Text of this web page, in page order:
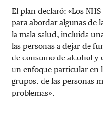
El plan declaró: «Los
para abordar algunas de
la mala salud, incluida
las personas a dejar de
de consumo de alcohol y
un enfoque particular en
grupos. de las personas
problemas».